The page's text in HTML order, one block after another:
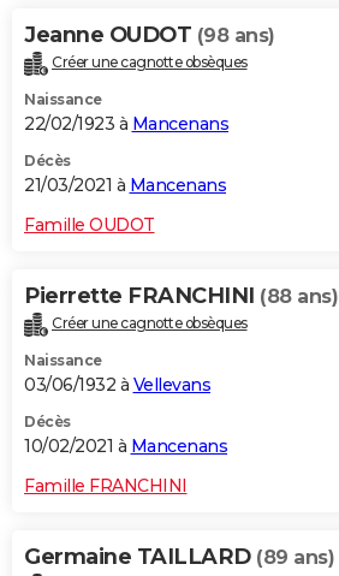
Jeanne OUDOT (98 ans)
Créer une cagnotte obsèques
Naissance
22/02/1923 à Mancenans
Décès
21/03/2021 à Mancenans
Famille OUDOT
Pierrette FRANCHINI (88 ans)
Créer une cagnotte obsèques
Naissance
03/06/1932 à Vellevans
Décès
10/02/2021 à Mancenans
Famille FRANCHINI
Germaine TAILLARD (89 ans)